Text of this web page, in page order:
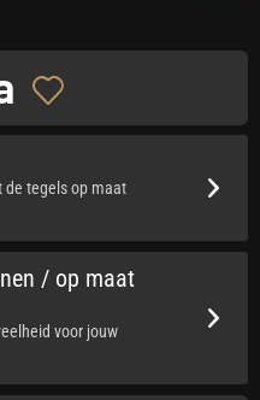
de tegels op maat
/ op maat
voor jouw